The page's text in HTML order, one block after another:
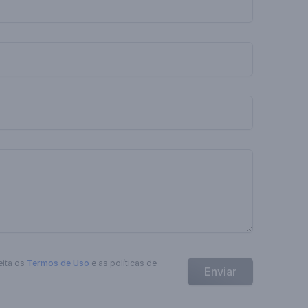
os Termos de Uso e as políticas de
Enviar